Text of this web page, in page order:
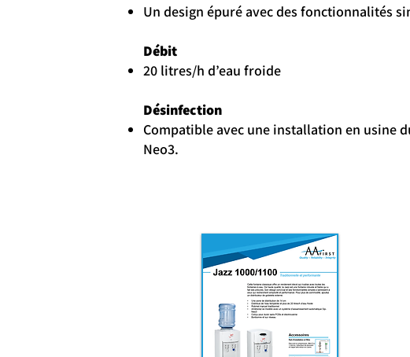
Un design épuré avec des fonctionnalités
Débit
20 litres/h d’eau froide
Désinfection
Compatible avec une installation en usine
Neo3.